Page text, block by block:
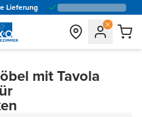
Lieferung
mit Tavola